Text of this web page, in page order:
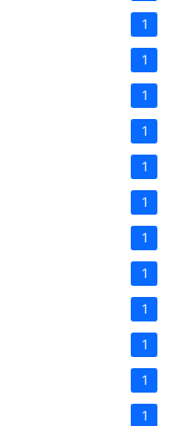
1
1
1
1
1
1
1
1
1
1
1
1